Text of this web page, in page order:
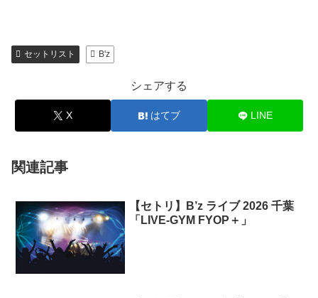
セットリスト B'z
シェアする
X はてブ LINE
関連記事
【セトリ】B’z ライブ 2026 千葉
「LIVE-GYM FYOP＋」